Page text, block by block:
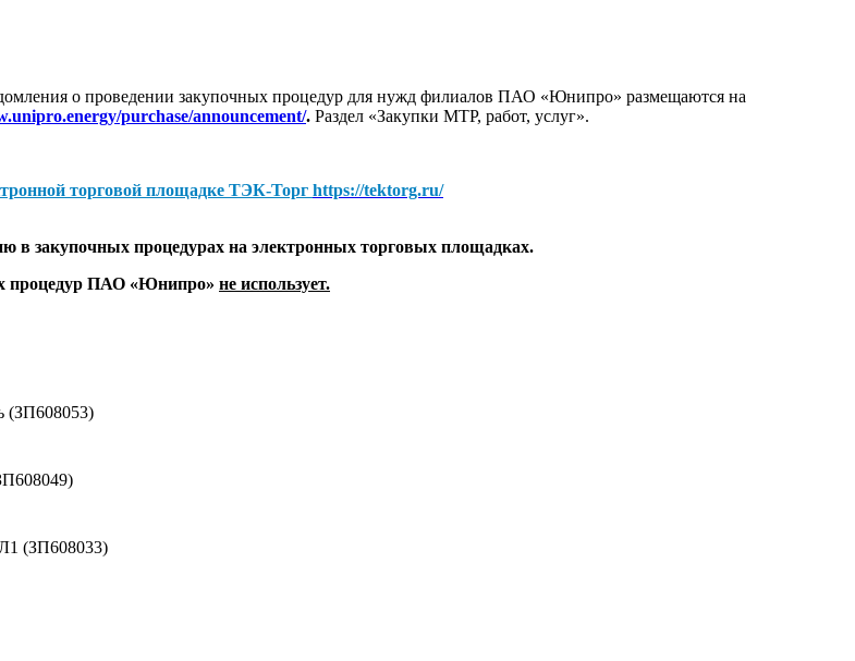
о проведении закупочных процедур для нужд филиалов ПАО «Юнипро» размещаются на
purchase/announcement/. Раздел «Закупки МТР, работ, услуг».
торговой площадке ТЭК-Торг https://tektorg.ru/
в закупочных процедурах на электронных торговых площадках.
процедур ПАО «Юнипро» не использует.
(ЗП608053)
(ЗП608033)